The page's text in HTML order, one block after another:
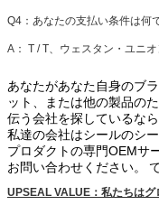
Q4：あなたの支払い条件は何
A： T / T、ウェスタン・ユニオ
あなたがあなた自身のブ
ット、または他の製品の
伝う会社を探しているなら
私達の会社はシールのシ
プロダクトの専門OEMサ
お問い合わせください。
UPSEAL VALUE：私たちは